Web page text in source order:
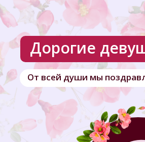
Дорогие
От всей души мы